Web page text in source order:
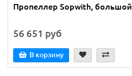
Пропеллер Sopwith, большой
56 651 руб
В корзину